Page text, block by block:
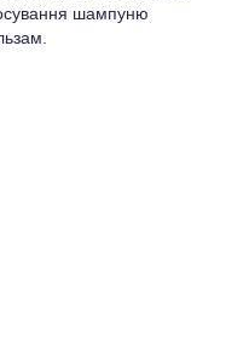
шампуню